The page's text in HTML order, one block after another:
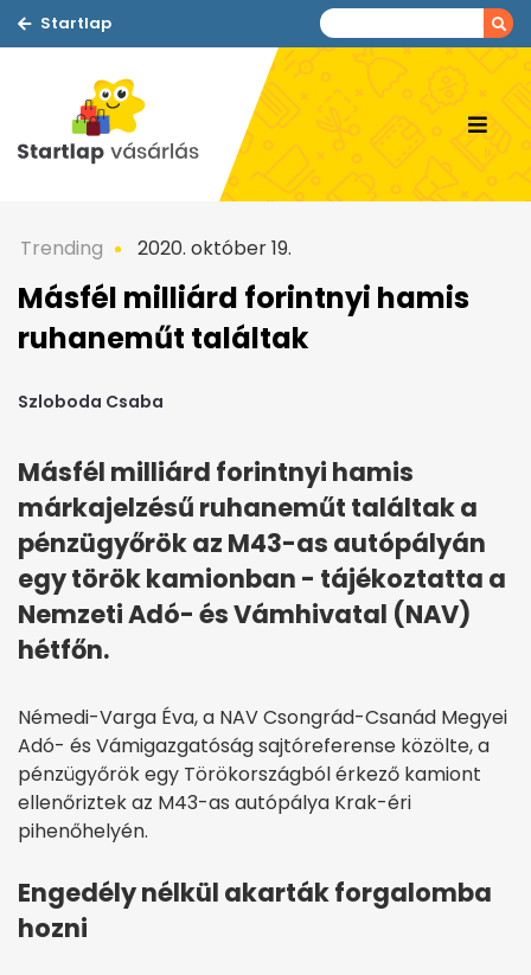
Startlap
Trending 2020. október 19.
Másfél milliárd forintnyi hamis
ruhaneműt találtak
Szloboda Csaba
Másfél milliárd forintnyi hamis
márkajelzésű ruhaneműt találtak a
pénzügyőrök az M43-as autópályán
egy török kamionban - tájékoztatta a
Nemzeti Adó- és Vámhivatal (NAV)
hétfőn.
Némedi-Varga Éva, a NAV Csongrád-Csanád Megyei
Adó- és Vámigazgatóság sajtóreferense közölte, a
pénzügyőrök egy Törökországból érkező kamiont
ellenőriztek az M43-as autópálya Krak-éri
pihenőhelyén.
Engedély nélkül akarták forgalomba
hozni